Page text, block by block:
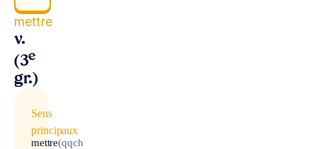
mettre
v.
(3e
gr.)
Sens
principaux
mettre(qqch